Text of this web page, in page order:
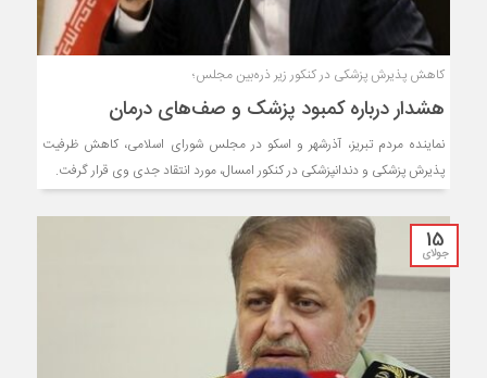
‌کاهش پذیرش پزشکی در کنکور زیر ذره‌بین مجلس؛
هشدار درباره کمبود پزشک و صف‌های درمان
نماینده مردم تبریز، آذرشهر و اسکو در مجلس شورای اسلامی، کاهش ظرفیت
پذیرش پزشکی و دندانپزشکی در کنکور امسال، مورد انتقاد جدی وی قرار گرفت.
15
جولای